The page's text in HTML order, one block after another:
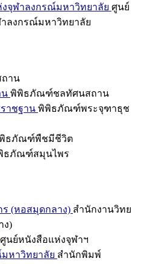
จุฬาลงกรณ์มหาวิทยาลัย ศูนย์
ลงกรณ์มหาวิทยาลัย
ถาน
พิพิธภัณฑ์ชลทัศนสถาน
าชฐาน พิพิธภัณฑ์พระจุฑาธุช
ธภัณฑ์พืชมีชีวิต
ธภัณฑ์สมุนไพร
(หอสมุดกลาง) สำนักงานวิทย
ง)
ศูนย์หนังสือแห่งจุฬาฯ
หาวิทยาลัย สำนักพิมพ์